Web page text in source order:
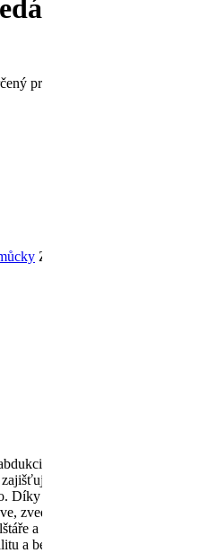
pro osoby s deformací
Značka:
stehen přizpůsobenou
abdukci stehen
Díky rovnoměrnému rozložení
zvednutí jednoho z boků,
a kanálů pro pohodlné
a bezpečnost při sezení a